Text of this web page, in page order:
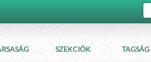
SZEKCIÓK TAGSÁG